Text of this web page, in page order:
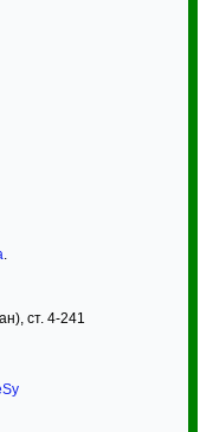
.
ст. 4-241